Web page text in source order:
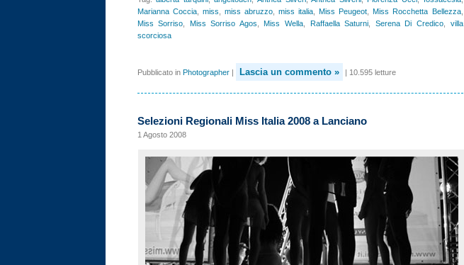
Marianna Coccia, miss miss abruzzo, miss italia ,Miss Peugeot ,Miss Rocchetta Bellezza,
Miss Sorriso
Miss Sorriso Agos ,Miss Wella Raffaella Saturni Serena Di Credico
villa
scorciosa
Pubblicato in Photographer| Lascia un commento » | 10.595 letture
Selezioni Regionali Miss Italia 2008 a Lanciano
1 Agosto 2008